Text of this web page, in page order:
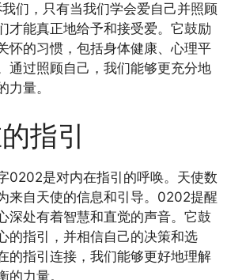
们，只有当我们学会爱自己并照顾
才能真正地给予和接受爱。它鼓励
怀的习惯，包括身体健康、心理平
通过照顾自己，我们能够更充分地
力量。
指引
0202是对内在指引的呼唤。天使数
来自天使的信息和引导。0202提醒
深处有着智慧和直觉的声音。它鼓
的指引，并相信自己的决策和选
的指引连接，我们能够更好地理解
的力量。